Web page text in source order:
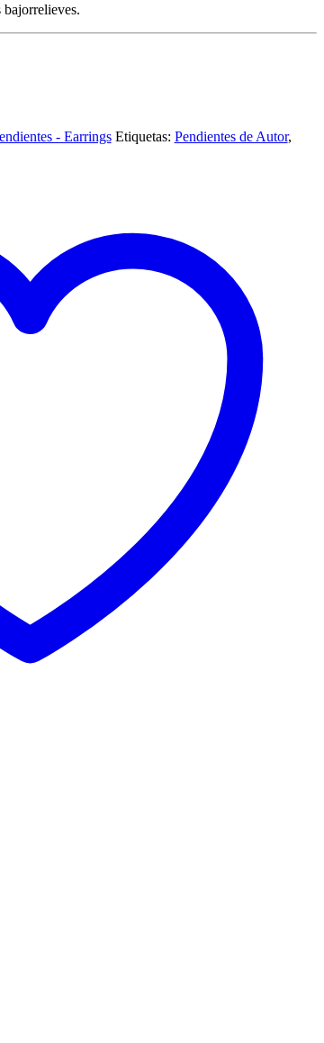
- Earrings Etiquetas: Pendientes de Autor,